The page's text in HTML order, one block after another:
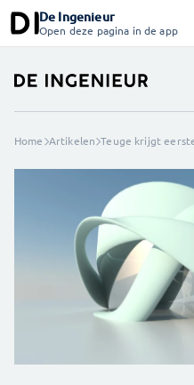
De Ingenieur
Open deze pagina in de app
Home Artikelen Teuge krijgt